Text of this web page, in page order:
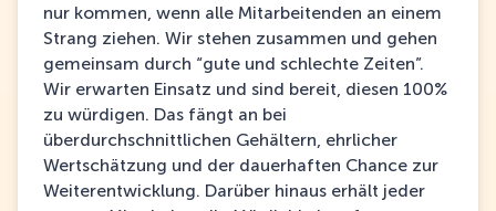
nur kommen, wenn alle Mitarbeitenden an einem
Strang ziehen. Wir stehen zusammen und gehen
gemeinsam durch “gute und schlechte Zeiten”.
Wir erwarten Einsatz und sind bereit, diesen 100%
zu würdigen. Das fängt an bei
überdurchschnittlichen Gehältern, ehrlicher
Wertschätzung und der dauerhaften Chance zur
Weiterentwicklung. Darüber hinaus erhält jeder